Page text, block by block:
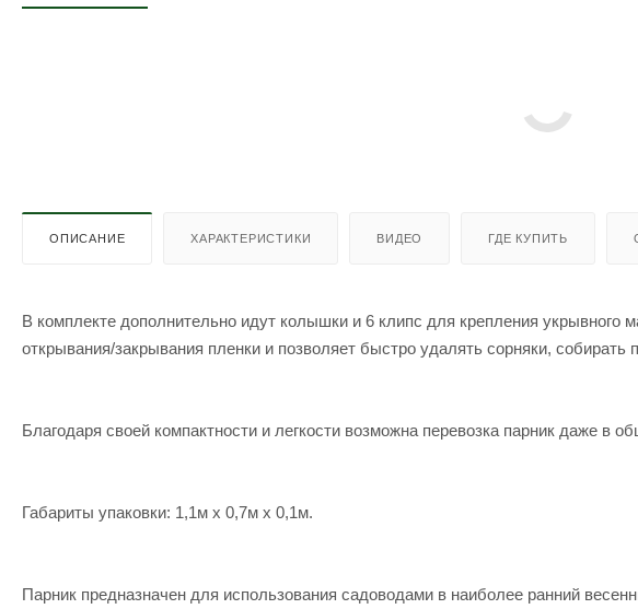
ОПИСАНИЕ ХАРАКТЕРИСТИКИ ВИДЕО ГДЕ КУПИТЬ
В комплекте дополнительно идут колышки и 6 клипс для крепления укрывного
открывания/закрывания пленки и позволяет быстро удалять сорняки,
Благодаря своей компактности и легкости возможна перевозка парник даже в
Габариты упаковки: 1,1м x 0,7м x 0,1м.
Парник предназначен для использования садоводами в наиболее ранний